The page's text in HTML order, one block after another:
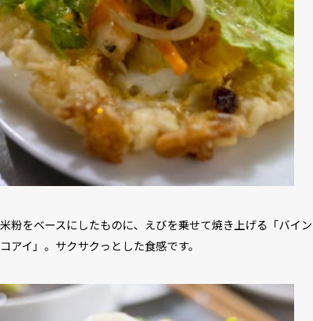
米粉をベースにしたものに、えびを乗せて焼き上げる「バイン
コアイ」。サクサクっとした食感です。